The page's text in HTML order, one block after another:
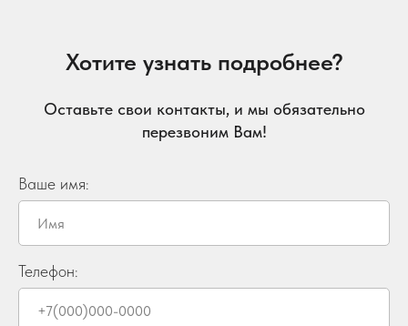
Хотите узнать подробнее?
Оставьте свои контакты, и мы обязательно
перезвоним Вам!
Ваше имя:
Телефон: